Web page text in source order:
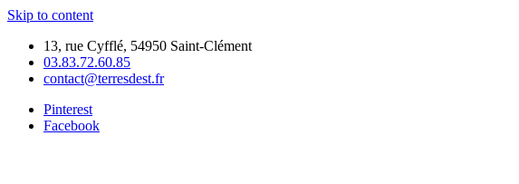
Skip to content
13, rue Cyfflé, 54950 Saint-Clément
03.83.72.60.85
contact@terresdest.fr
Pinterest
Facebook